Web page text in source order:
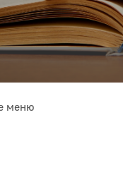
меню